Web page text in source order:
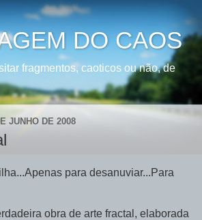
DO CAOS
fragmentos, caoticos ou não, de
JUNHO DE 2008
para desanuviar...Para
obra de arte fractal, elaborada